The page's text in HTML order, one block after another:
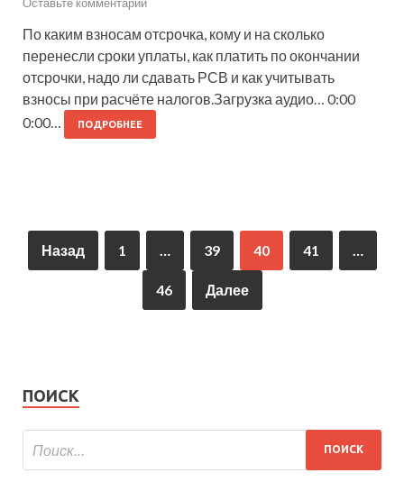
По каким взносам отсрочка, кому и на сколько
перенесли сроки уплаты, как платить по окончании
отсрочки, надо ли сдавать РСВ и как учитывать
взносы при расчёте налогов.Загрузка аудио… 0:00
0:00…
ПОДРОБНЕЕ
Назад 1 39 40 41
46 Далее
ПОИСК